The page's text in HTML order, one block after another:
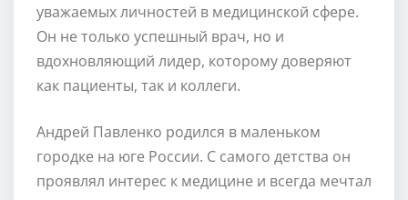
уважаемых личностей в медицинской сфере.
Он не только успешный врач, но и
вдохновляющий лидер, которому доверяют
как пациенты, так и коллеги.
Андрей Павленко родился в маленьком
городке на юге России. С самого детства он
проявлял интерес к медицине и всегда мечтал